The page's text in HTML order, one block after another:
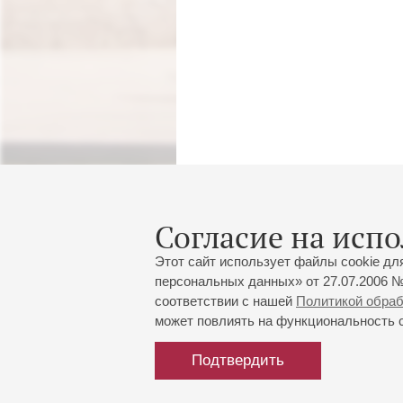
Согласие на
Этот сайт использует файлы cookie
персональных данных» от 27.07.2006
соответствии с нашей Политикой
может повлиять на функциональность
Подтвердить